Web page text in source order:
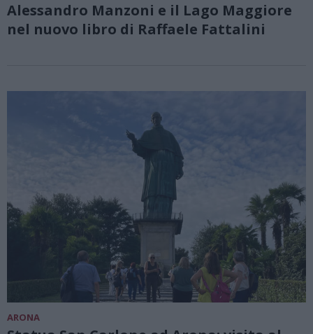
Alessandro Manzoni e il Lago Maggiore
nel nuovo libro di Raffaele Fattalini
ARONA